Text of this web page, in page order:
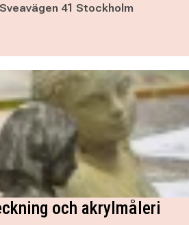
Sveavägen 41 Stockholm
och akrylmåleri